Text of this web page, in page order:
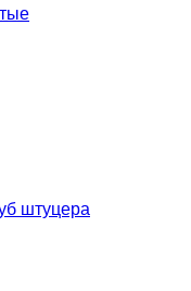
штуцера